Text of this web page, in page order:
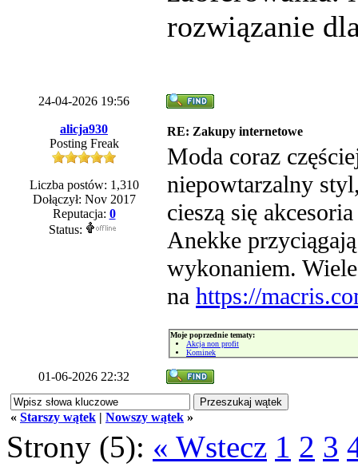
rozwiązanie
24-04-2026 19:56
alicja930
Posting Freak
Liczba postów: 1,310
Dołączył: Nov 2017
Reputacja: 0
Status:
RE: Zakupy internetowe
Moda coraz
niepowtarzalny
cieszą się
Anekke
wykonaniem.
na https://
Moje poprzednie tematy:
Akcja non profit
Kominek
01-06-2026 22:32
« Starszy wątek | Nowszy wątek »
Strony (5): « Wstecz 1 2 3